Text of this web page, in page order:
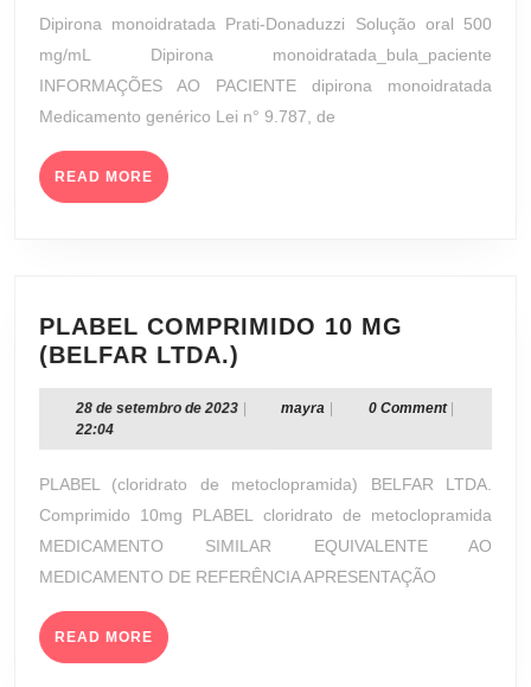
MG/ML
(PRATI-
DONADUZZI)
2023
Dipirona monoidratada Prati-Donaduzzi Solução oral 500
mg/mL Dipirona monoidratada_bula_paciente
INFORMAÇÕES AO PACIENTE dipirona monoidratada
Medicamento genérico Lei n° 9.787, de
READ MORE READ
MORE
PLABEL COMPRIMIDO 10 MG
(BELFAR LTDA.)
COMPRIMIDO
10
LTDA.)
28 de setembro de 202328
setembro
2023
mayra mayra 0 Comment
22:04
PLABEL (cloridrato de metoclopramida) BELFAR LTDA.
Comprimido 10mg PLABEL cloridrato de metoclopramida
MEDICAMENTO SIMILAR EQUIVALENTE AO
MEDICAMENTO DE REFERÊNCIA APRESENTAÇÃO
READ MORE READ
MORE